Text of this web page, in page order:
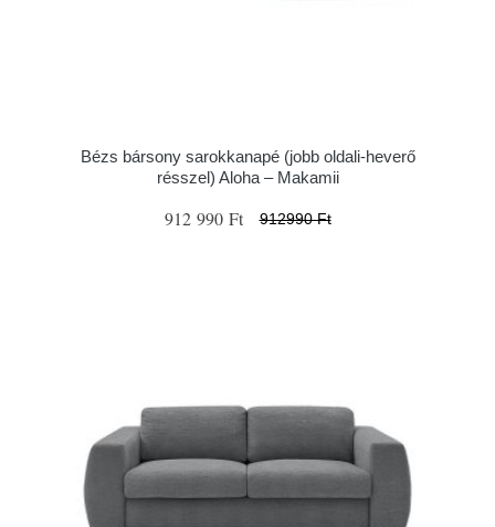
Bézs bársony sarokkanapé (jobb oldali-heverő
résszel) Aloha – Makamii
912 990 Ft 912990 Ft